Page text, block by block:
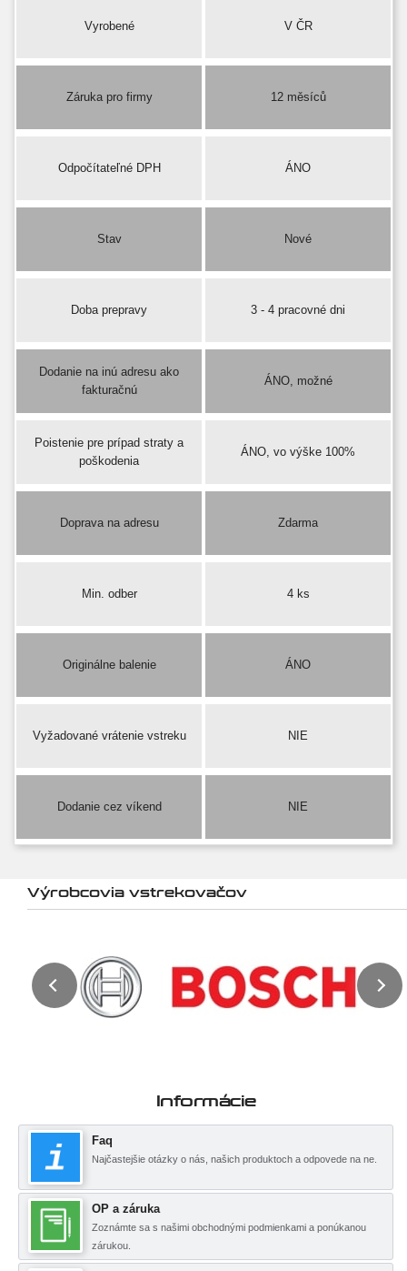
Vyrobené V ČR
Záruka pro firmy 12 měsíců
Odpočítateľné DPH ÁNO
Stav Nové
Doba prepravy 3 - 4 pracovné dni
Dodanie na inú adresu ako
fakturačnú
ÁNO, možné
Poistenie pre prípad straty a
poškodenia
ÁNO, vo výške 100%
Doprava na adresu Zdarma
Min. odber 4 ks
Originálne balenie ÁNO
Vyžadované vrátenie vstreku NIE
Dodanie cez víkend NIE
Výrobcovia vstrekovačov
Informácie
Faq
Najčastejšie otázky o nás, našich produktoch a odpovede na ne.
OP a záruka
Zoznámte sa s našimi obchodnými podmienkami a ponúkanou
zárukou.